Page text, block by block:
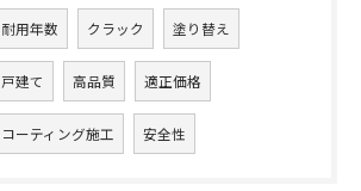
耐用年数 クラック 塗り替え
戸建て 高品質 適正価格
コーティング施工 安全性